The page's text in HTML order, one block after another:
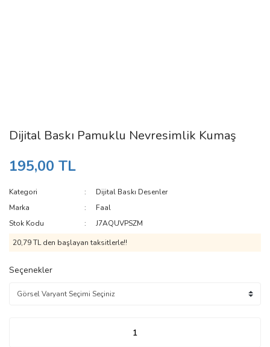
Dijital Baskı Pamuklu Nevresimlik Kumaş
195,00 TL
Kategori
Dijital Baskı Desenler
Marka
Faal
Stok Kodu
J7AQUVPSZM
20,79 TL den başlayan taksitlerle!!
Seçenekler